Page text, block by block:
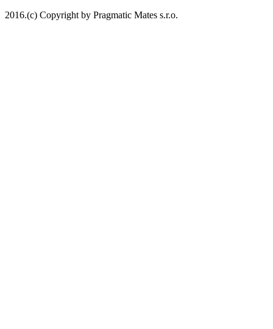
2016.(c) Copyright by Pragmatic Mates s.r.o.